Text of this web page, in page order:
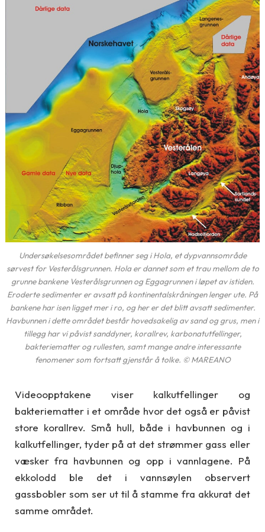
Undersøkelsesområdet befinner seg i Hola, et dypvannsområde
sørvest for Vesterålsgrunnen. Hola er dannet som et trau mellom de to
grunne bankene Vesterålsgrunnen og Eggagrunnen i løpet av istiden.
Eroderte sedimenter er avsatt på kontinentalskråningen lenger ute. På
bankene har isen ligget mer i ro, og her er det blitt avsatt sedimenter.
Havbunnen i dette området består hovedsakelig av sand og grus, men i
tillegg har vi påvist sanddyner, korallrev, karbonatutfellinger,
bakteriematter og rullesten, samt mange andre interessante
fenomener som fortsatt gjenstår å tolke. © MAREANO
Videoopptakene viser kalkutfellinger og
bakteriematter i et område hvor det også er påvist
store korallrev. Små hull, både i havbunnen og i
kalkutfellinger, tyder på at det strømmer gass eller
væsker fra havbunnen og opp i vannlagene. På
ekkolodd ble det i vannsøylen observert
gassbobler som ser ut til å stamme fra akkurat det
samme området.